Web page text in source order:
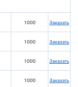
1000 Заказать
1000 Заказать
1000 Заказать
1000 Заказать